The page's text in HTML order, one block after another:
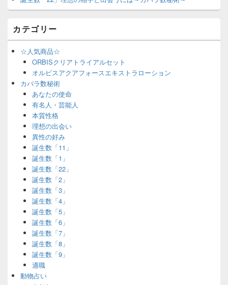
カテゴリー
☆人気商品☆
ORBISクリアトライアルセット
オルビスアクアフォースエキストラローション
カバラ数秘術
あなたの使命
有名人・芸能人
本質性格
理想の出会い
異性の好み
誕生数「11」
誕生数「1」
誕生数「22」
誕生数「2」
誕生数「3」
誕生数「4」
誕生数「5」
誕生数「6」
誕生数「7」
誕生数「8」
誕生数「9」
適職
動物占い